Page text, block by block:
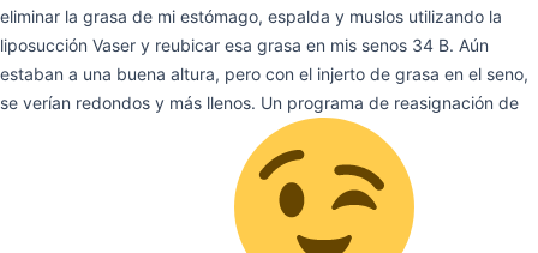
eliminar la grasa de mi estómago, espalda y muslos utilizando la
liposucción Vaser y reubicar esa grasa en mis senos 34 B. Aún
estaban a una buena altura, pero con el injerto de grasa en el seno,
se verían redondos y más llenos. Un programa de reasignación de